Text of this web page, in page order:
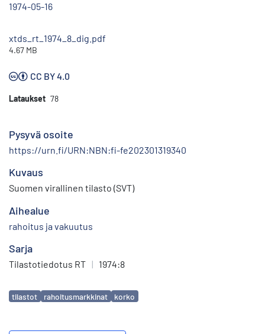
1974-05-16
xtds_rt_1974_8_dig.pdf
4.67 MB
CC BY 4.0
Lataukset 78
Pysyvä osoite
https://urn.fi/URN:NBN:fi-fe202301319340
Kuvaus
Suomen virallinen tilasto (SVT)
Aihealue
rahoitus ja vakuutus
Sarja
Tilastotiedotus RT | 1974:8
Avainsanat
tilastot rahoitusmarkkinat korko